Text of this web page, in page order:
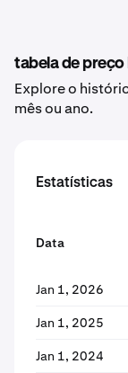
tabela de preço
Explore o
mês ou ano.
Estatísticas
Data
Jan 1, 2026
Jan 1, 2025
Jan 1, 2024